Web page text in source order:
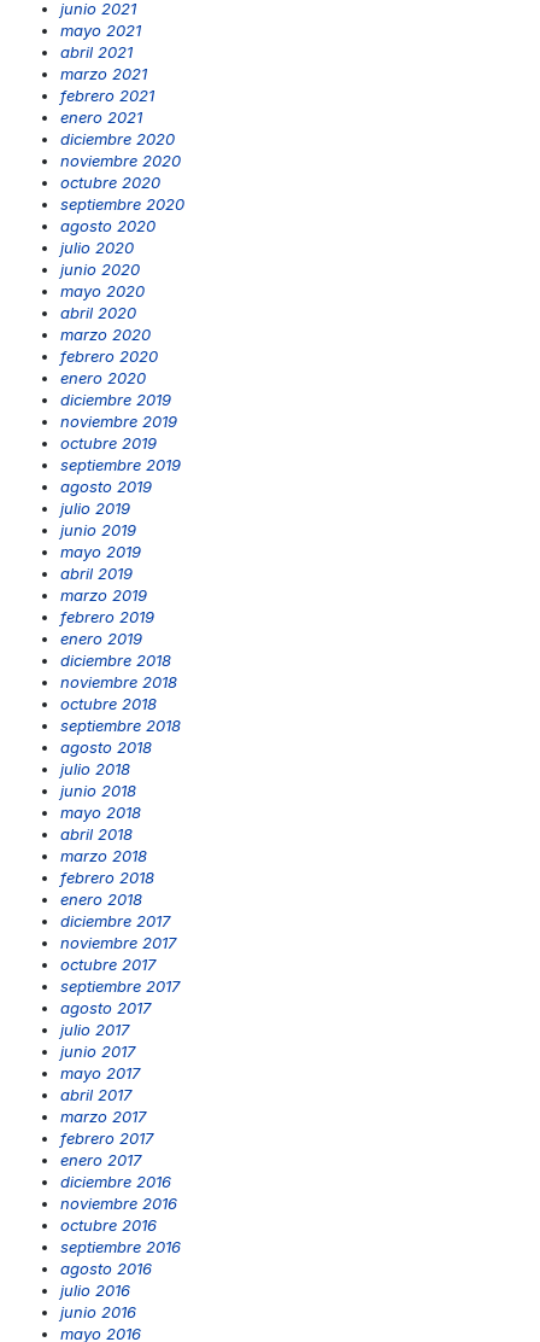
junio 2021
mayo 2021
abril 2021
marzo 2021
febrero 2021
enero 2021
diciembre 2020
noviembre 2020
octubre 2020
septiembre 2020
agosto 2020
julio 2020
junio 2020
mayo 2020
abril 2020
marzo 2020
febrero 2020
enero 2020
diciembre 2019
noviembre 2019
octubre 2019
septiembre 2019
agosto 2019
julio 2019
junio 2019
mayo 2019
abril 2019
marzo 2019
febrero 2019
enero 2019
diciembre 2018
noviembre 2018
octubre 2018
septiembre 2018
agosto 2018
julio 2018
junio 2018
mayo 2018
abril 2018
marzo 2018
febrero 2018
enero 2018
diciembre 2017
noviembre 2017
octubre 2017
septiembre 2017
agosto 2017
julio 2017
junio 2017
mayo 2017
abril 2017
marzo 2017
febrero 2017
enero 2017
diciembre 2016
noviembre 2016
octubre 2016
septiembre 2016
agosto 2016
julio 2016
junio 2016
mayo 2016